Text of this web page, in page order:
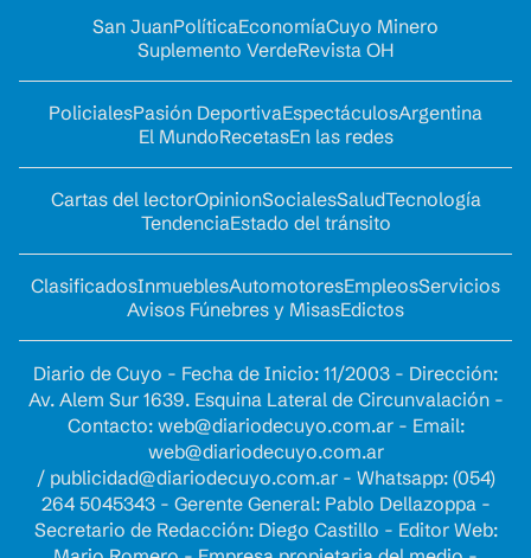
San JuanPolíticaEconomíaCuyo Minero
Suplemento VerdeRevista OH
PolicialesPasión DeportivaEspectáculosArgentina
El MundoRecetasEn las redes
Cartas del lectorOpinionSocialesSaludTecnología
TendenciaEstado del tránsito
ClasificadosInmueblesAutomotoresEmpleosServicios
Avisos Fúnebres y MisasEdictos
Diario de Cuyo - Fecha de Inicio: 11/2003 - Dirección:
Av. Alem Sur 1639. Esquina Lateral de Circunvalación -
Contacto: web@diariodecuyo.com.ar- Email:
web@diariodecuyo.com.ar
/ publicidad@diariodecuyo.com.ar- Whatsapp: (054)
264 5045343 - Gerente General: Pablo Dellazoppa -
Secretario de Redacción: Diego Castillo - Editor Web: